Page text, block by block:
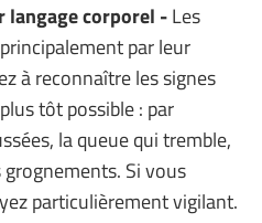
corporel -Les
par leur
à reconnaître les signes
tôt possible : par
la queue qui tremble,
Si vous
particulièrement vigilant.